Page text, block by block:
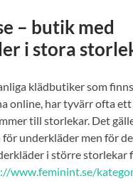
– butik med
i stora
klädbutiker som
online, har tyvärr ofta
till storlekar. Det
för underkläder men för
i större storlekar
www.feminint.se/